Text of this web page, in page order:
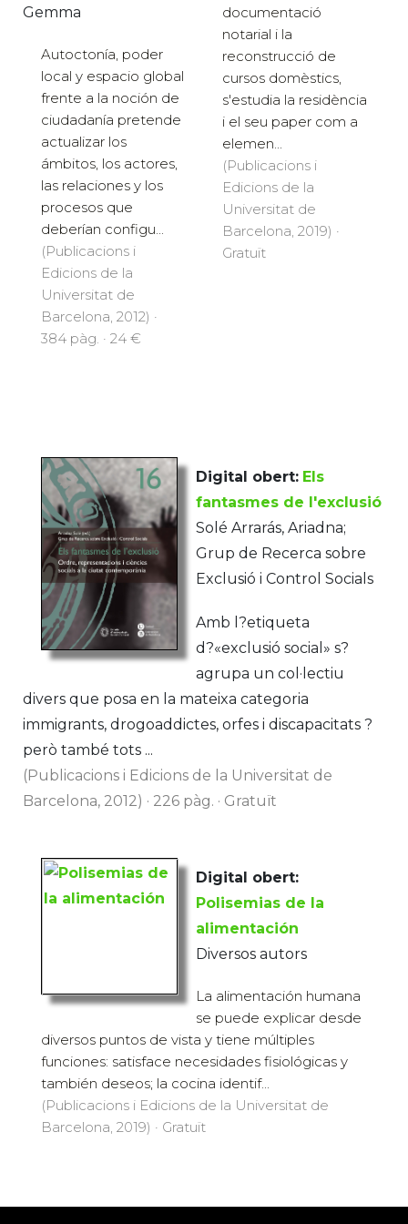
Gemma
Autoctonía, poder
local y espacio global
frente a la noción de
ciudadanía pretende
actualizar los
ámbitos, los actores,
las relaciones y los
procesos que
deberían configu...
(Publicacions i
Edicions de la
Universitat de
Barcelona, 2012) ·
384 pàg. · 24 €
documentació
notarial i la
reconstrucció de
cursos domèstics,
s'estudia la residència
i el seu paper com a
elemen...
(Publicacions i
Edicions de la
Universitat de
Barcelona, 2019) ·
Gratuït
Digital obert: Els
fantasmes de l'exclusió
Solé Arrarás, Ariadna;
Grup de Recerca sobre
Exclusió i Control Socials
Amb l?etiqueta
d?«exclusió social» s?
agrupa un col·lectiu
divers que posa en la mateixa categoria
immigrants, drogoaddictes, orfes i discapacitats ?
però també tots ...
(Publicacions i Edicions de la Universitat de
Barcelona, 2012) · 226 pàg. · Gratuït
Digital obert:
Polisemias de la
alimentación
Diversos autors
La alimentación humana
se puede explicar desde
diversos puntos de vista y tiene múltiples
funciones: satisface necesidades fisiológicas y
también deseos; la cocina identif...
(Publicacions i Edicions de la Universitat de
Barcelona, 2019) · Gratuït